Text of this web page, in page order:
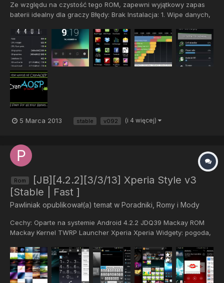
Ze względu na czystość tego ROM, zapewni wyjątkowy zapas
baterii idealny dla graczy Błędy: Brak Instalacja: 1. Wipe danych,
systemu i datadata (wymagane przy zmianie układu) 3.
Zainstaluj CyanAOSP ROM 4. Zainstaluj Gapps (na jeszcze s...
5 Marca 2013 stable v092 (i 4 więcej)
Rom
[JB][4.2.2][3/3/13] Xperia Style v3
[Stable | Fast ]
Pawliniak opublikował(a) temat w Poradniki, Romy i Mody
Cechy: Oparte na systemie Android 4.2.2 JDQ39 Mackay ROM
Mackay Kernel TWRP Launcher Xperia Xperia Widgety: pogoda,
połączeń i toogles przyciski. Sony Walkman Music Player Filmy
Sony aplikacja Xperia Album App Xperia zasilania app Intellige...